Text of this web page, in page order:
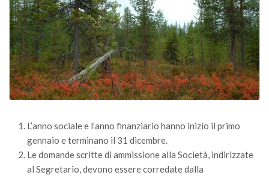
Versamento Quote di Iscrizione
Gruppi di Lavoro
Lista dei Gruppi di Lavoro SISEF
GdL Inquinamento e Foreste
GdL Terpeni in Ecologia
GdL Arboricoltura da Legno e Agroselvicoltura
GdL Modellistica Forestale
GdL Selvicoltura
L’anno sociale e l’anno finanziario hanno inizio il primo
gennaio e terminano il 31 dicembre.
Le domande scritte di ammissione alla Società, indirizzate
al Segretario, devono essere corredate dalla